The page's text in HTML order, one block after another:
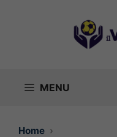
MENU
Home